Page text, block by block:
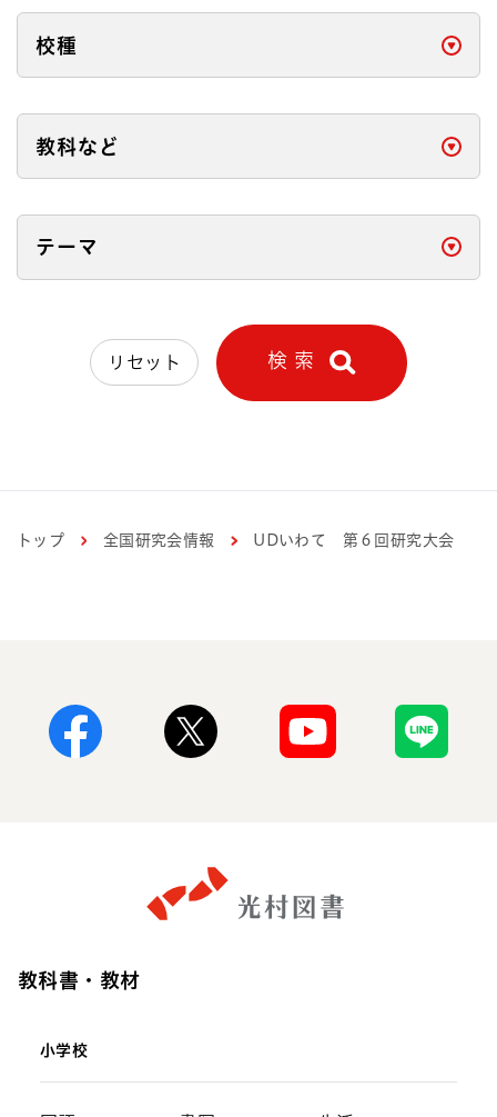
校種 開く
教科など 開く
テーマ 開く
リセット 検 索
トップ 全国研究会情報 UDいわて 第６回研究大会
教科書・教材
小学校